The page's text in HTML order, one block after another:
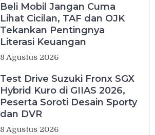
Beli Mobil Jangan Cuma
Lihat Cicilan, TAF dan OJK
Tekankan Pentingnya
Literasi Keuangan
8 Agustus 2026
Test Drive Suzuki Fronx SGX
Hybrid Kuro di GIIAS 2026,
Peserta Soroti Desain Sporty
dan DVR
8 Agustus 2026